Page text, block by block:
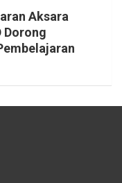
Aksara
Dorong